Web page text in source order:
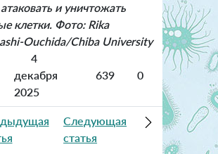
и уничтожать
клетки. Фото: Rika
Ouchida/Chiba University
4
декабря
2025
639 0
Следующая
статья